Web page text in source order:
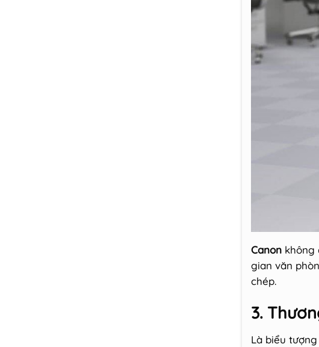
Canon không
gian văn
chép.
3.
Là biểu